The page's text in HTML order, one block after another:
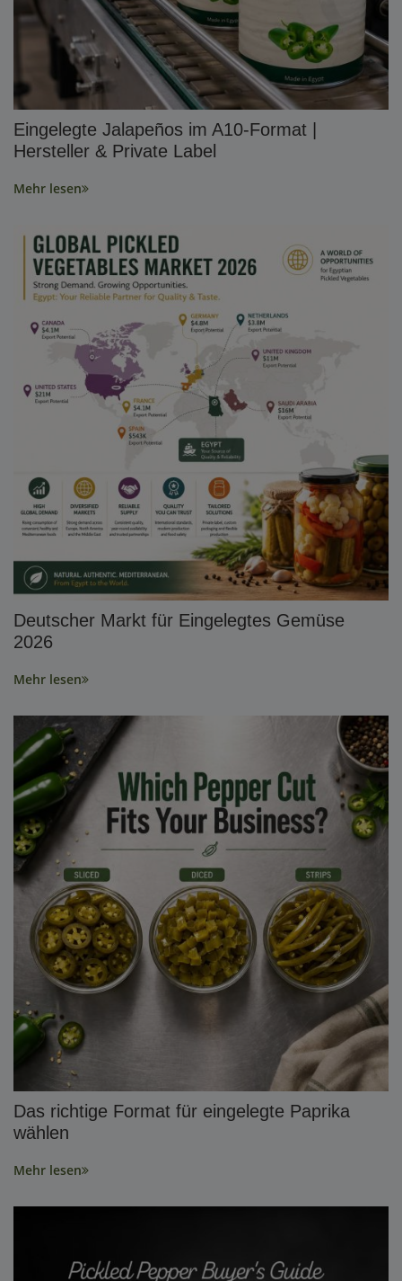
Eingelegte Jalapeños im A10-Format |
Hersteller & Private Label
Mehr lesen
Deutscher Markt für Eingelegtes Gemüse
2026
Mehr lesen
Das richtige Format für eingelegte Paprika
wählen
Mehr lesen